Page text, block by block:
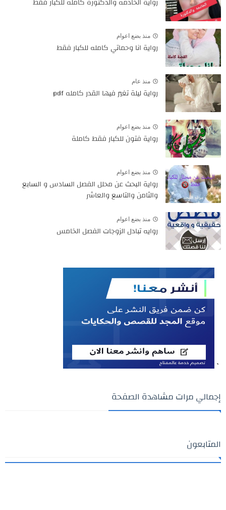
منذ بضع اعوام
رواية انا وحماتي كامله للكبار فقط
منذ عام
رواية ليلة تغير فيها القدر كامله pdf
منذ بضع اعوام
رواية فتون للكبار فقط كاملة
منذ بضع اعوام
رواية البحث عن محلل الفصل السادس و السابع
والثامن والتاسع والعاشر
منذ بضع اعوام
روايه تبادل الزوجات الفصل الخامس
`
إجمالي مرات مشاهدة الصفحة
المتابعون